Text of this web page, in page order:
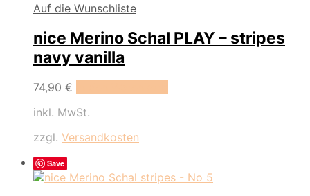
Auf die Wunschliste
nice Merino Schal PLAY – stripes
navy vanilla
74,90 €
inkl. MwSt.
zzgl. Versandkosten
Save